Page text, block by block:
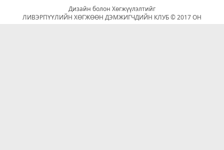
Дизайн болон Хөгжүүлэлтийг
ЛИВЭРПҮҮЛИЙН ХӨГЖӨӨН ДЭМЖИГЧДИЙН КЛУБ © 2017 ОН